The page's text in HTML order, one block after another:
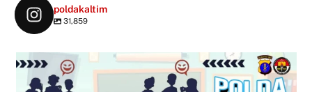
poldakaltim
31,859